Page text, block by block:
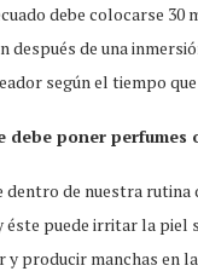
debe colocarse 30
de una
según el tiempo
debe poner perfumes
de nuestra
puede irritar la piel
producir manchas en